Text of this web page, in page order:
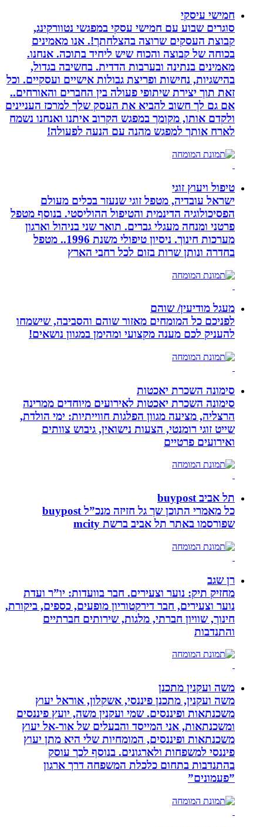
חמישי עיסקי
סוגרים שבוע עם חמישי עסקי במפגשי נטוורקינג,
קבוצת העסקים שרוצה בהצלחתך!. אנו מאמינים
בכוחה של קבוצה והכוח שיש ליחיד בתוכה. אנחנו.
מאמינים בנתינה ובערבות הדדית. בחשיבה בגדול,
בהישגיות, נחישות ופריצת גבולות אישיים ועסקיים. וכל
זאת תוך יצירת שיתופי פעולה בין החברים והאורחים..
אם גם לך חשוב להביא את העסק שלך למרכז העניינים
ולקדם אותו, מקומך במפגש הקרוב איתנו ואנחנו נשמח
לארח אותך למפגש מהנה עם הנעה לפעולה!
טיפול ויעוץ זוגי
ישראל עובדיה, מטפל זוגי שנעזר בכלים מעולם
הפסיכולוגיה הדינמית והטיפול ההוליסטי. בנוסף מטפל
פרטני ומנחה מעגלי גברים. תואר שני בניהול וארגון
מערכות חינוך. ניסיון טיפולי משנת 1996.. מטפל
בחדרה ונותן שרות בזום לכל רחבי הארץ
מעגל מודיעין/ שוהם
לפניכם כל המומחים מאזור שוהם והסביבה, שישמחו
להעניק לכם מענה מקצועי ומהימן במגוון נושאים!
סימונה השכרת יאכטות
סימונה השכרת יאכטות לאירועים מיוחדים ממרינה
הרצליה, מציעה מגוון הפלגות חווייתיות: ימי הולדת,
שייט זוגי רומנטי, הצעות נישואין, גיבוש צוותים
ואירועים פרטיים
תל אביב buypost
כל מאמרי התוכן שך גל חזיזה מנכ”ל buypost
שפורסמו באתר תל אביב ברשת mcity
רן שגב
מחזיק תיק: נוער וצעירים. חבר בוועדות: יו”ר ועדת
נוער וצעירים, חבר דירקטוריון מופעים, כספים, ביקורת,
חינוך, שוויון חברתי, מלגות, שירותים חברתיים
והתנדבות
משה ועקנין מתכנן
משה ועקנין, מתכנן פיננסי, אשקלון, אוראל יעוץ
משכנתאות ופיננסים. שמי ועקנין משה, יועץ פיננסים
ומשכנתאות, אני המייסד והבעלים של אור-אל יעוץ
משכנתאות ופיננסים, המומחיות שלי היא מתן יעוץ
פיננסי למשפחות ולארגונים. בנוסף לכך עוסק
בהתנדבות בתחום כלכלת המשפחה דרך ארגון
”פעמונים”